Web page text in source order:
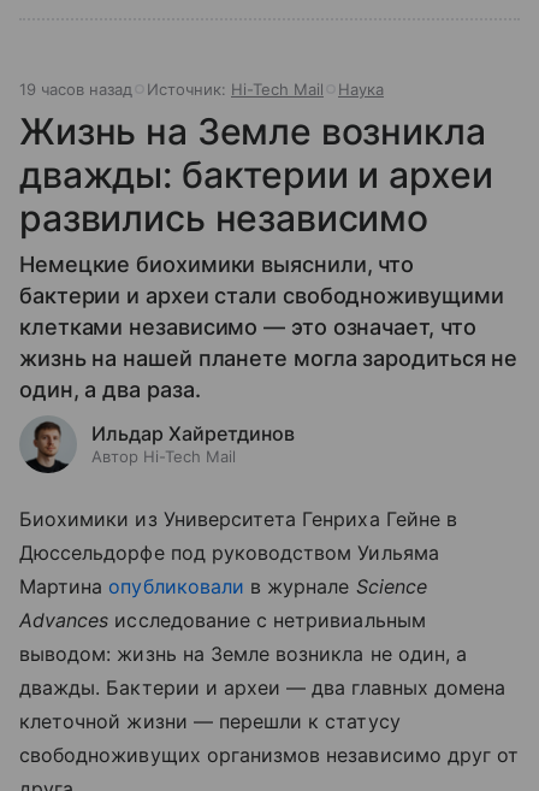
19 часов назад Источник: Hi-Tech Mail Наука
Жизнь на Земле возникла
дважды: бактерии и археи
развились независимо
Немецкие биохимики выяснили, что
бактерии и археи стали свободноживущими
клетками независимо — это означает, что
жизнь на нашей планете могла зародиться не
один, а два раза.
Ильдар Хайретдинов
Автор Hi-Tech Mail
Биохимики из Университета Генриха Гейне в
Дюссельдорфе под руководством Уильяма
Мартина опубликовали в журнале Science
Advances исследование с нетривиальным
выводом: жизнь на Земле возникла не один, а
дважды. Бактерии и археи — два главных домена
клеточной жизни — перешли к статусу
свободноживущих организмов независимо друг от